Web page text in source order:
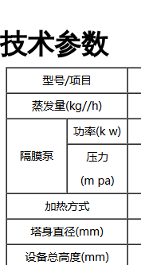
技术参数